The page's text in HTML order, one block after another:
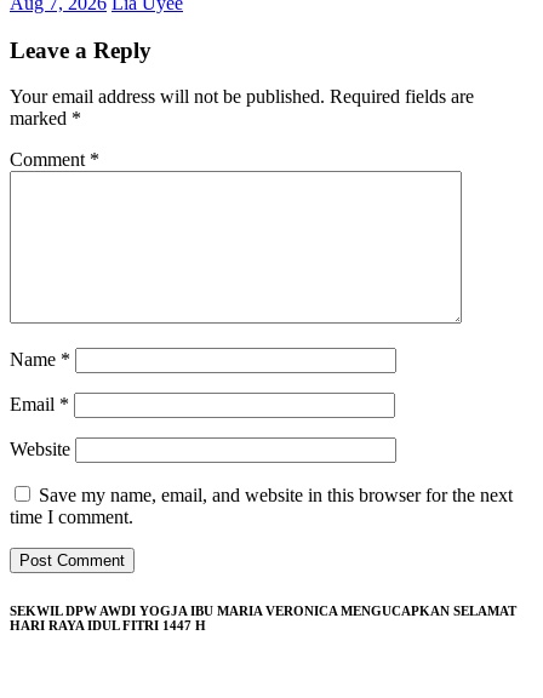
Leave a Reply
Your email address will not be published. Required fields are
marked *
Comment *
Name *
Email *
Website
Save my name, email, and website in this browser for the next
time I comment.
SEKWIL DPW AWDI YOGJA IBU MARIA VERONICA MENGUCAPKAN SELAMAT
HARI RAYA IDUL FITRI 1447 H